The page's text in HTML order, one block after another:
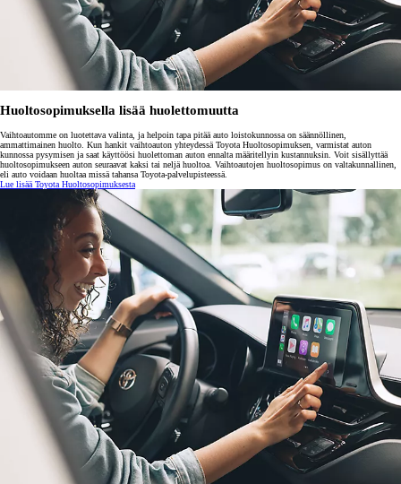
Huoltosopimuksella lisää huolettomuutta
Vaihtoautomme on luotettava valinta, ja helpoin tapa pitää auto loistokunnossa on säännöllinen,
ammattimainen huolto. Kun hankit vaihtoauton yhteydessä Toyota Huoltosopimuksen, varmistat auton
kunnossa pysymisen ja saat käyttöösi huolettoman auton ennalta määritellyin kustannuksin. Voit sisällyttää
huoltosopimukseen auton seuraavat kaksi tai neljä huoltoa. Vaihtoautojen huoltosopimus on valtakunnallinen,
eli auto voidaan huoltaa missä tahansa Toyota-palvelupisteessä.
Lue lisää Toyota Huoltosopimuksesta